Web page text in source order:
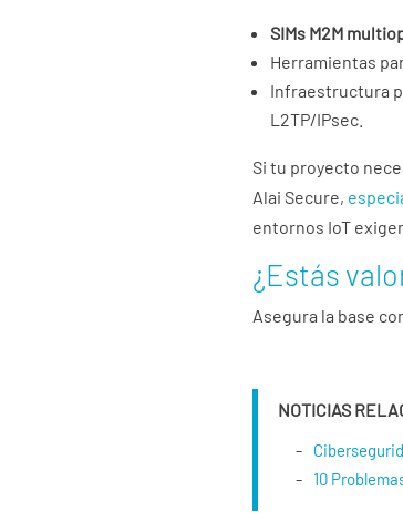
SIMs M2M
Herramientas
Infraestructura
L2TP/IPsec.
Si tu proyecto
Alai Secure,
entornos IoT
¿Estás
Asegura la base
NOTICIAS
10